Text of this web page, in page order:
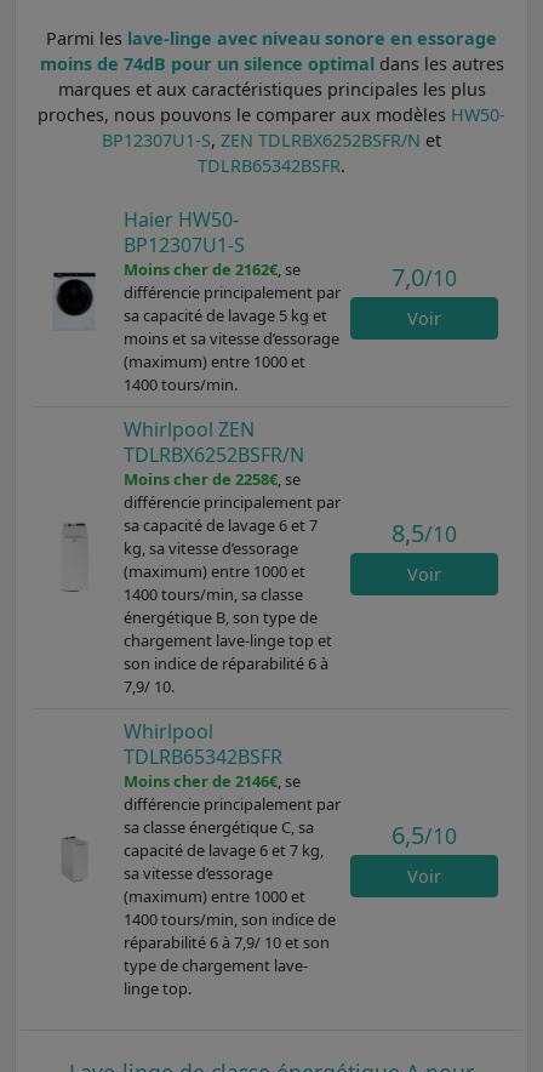
Parmi les lave-linge avec niveau sonore en essorage
moins de 74dB pour un silence optimaldans les autres
marques et aux caractéristiques principales les plus
proches, nous pouvons le comparer aux modèles HW50-
BP12307U1-S, ZEN TDLRBX6252BSFR/N et
TDLRB65342BSFR.
Haier HW50-
BP12307U1-S
Moins cher de 2162€, se
différencie principalement par
sa capacité de lavage 5 kg et
moins et sa vitesse d’essorage
(maximum) entre 1000 et
1400 tours/min.
7,0/10
Voir
Whirlpool ZEN
TDLRBX6252BSFR/N
Moins cher de 2258€, se
différencie principalement par
sa capacité de lavage 6 et 7
kg, sa vitesse d’essorage
(maximum) entre 1000 et
1400 tours/min, sa classe
énergétique B, son type de
chargement lave-linge top et
son indice de réparabilité 6 à
7,9/ 10.
8,5/10
Voir
Whirlpool
TDLRB65342BSFR
Moins cher de 2146€, se
différencie principalement par
sa classe énergétique C, sa
capacité de lavage 6 et 7 kg,
sa vitesse d’essorage
(maximum) entre 1000 et
1400 tours/min, son indice de
réparabilité 6 à 7,9/ 10 et son
type de chargement lave-
linge top.
6,5/10
Voir